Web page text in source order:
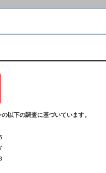
以下の調査に基づいています。